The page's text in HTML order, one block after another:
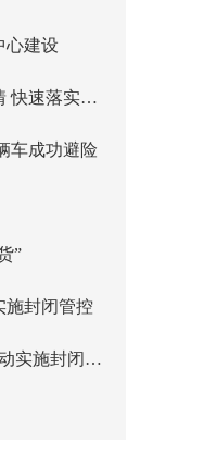
心建设
内蒙古丹锡高速发现洪水上路险情 快速落实主线封闭管控
车成功避险
”
施封闭管控
甘肃205省道抓好快速排危处置主动实施封闭管控